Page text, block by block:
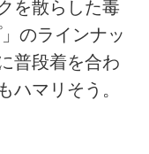
を散らした毒
のラインナッ
普段着を合わ
ハマリそう。